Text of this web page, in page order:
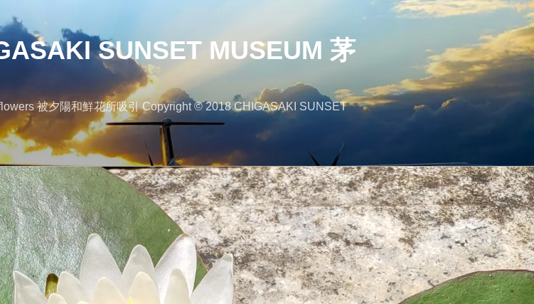
SUNSET MUSEUM 茅
被夕陽和鮮花所吸引 Copyright © 2018 CHIGASAKI SUNSET